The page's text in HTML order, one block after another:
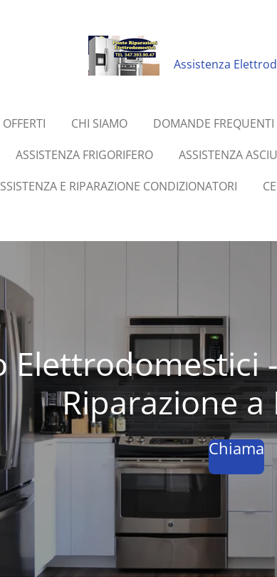
Assistenza
CHI SIAMO DOMANDE FREQUENTI
ASSISTENZA FRIGORIFERO ASSISTENZA
E RIPARAZIONE CONDIZIONATORI
Riparazione
Chiama